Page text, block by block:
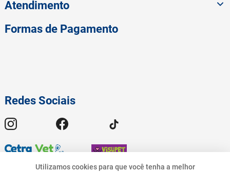
Utilizamos cookies para que você tenha a melhor
Atendimento
Redes Sociais
Formas de Pagamento